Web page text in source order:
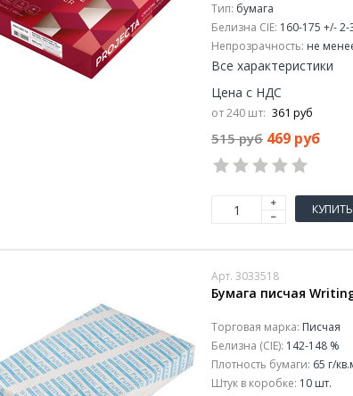
Тип: бумага
Белизна CIE: 160-175 +/- 2-
Непрозрачность: не
Все характеристики
Цена с НДС
от 240 шт: 361 руб
515 руб 469 руб
КУПИТЬ
Арт. 3033518
Бумага писчая
Торговая марка: Писчая
Белизна (CIE): 142-148 %
Плотность бумаги: 65 г/
Штук в коробке: 10 шт.